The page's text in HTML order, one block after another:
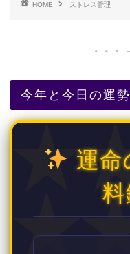
HOME ストレス管理
今年と今日の運勢
運